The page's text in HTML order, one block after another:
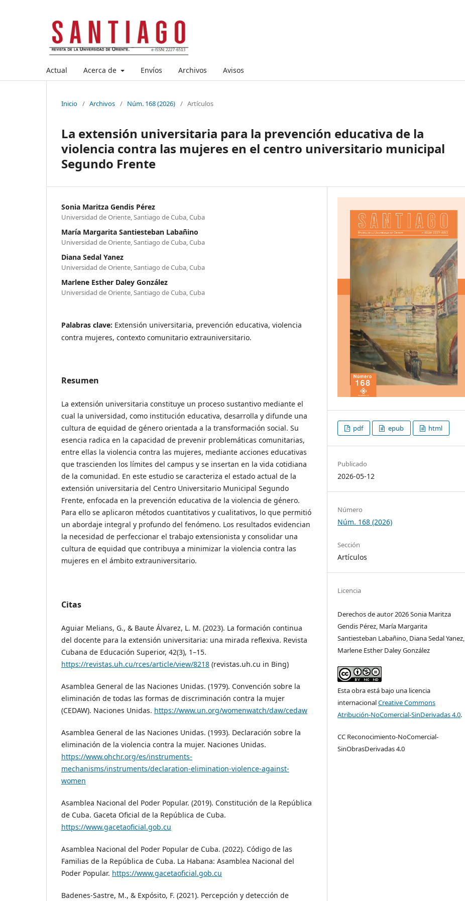
Actual Acerca de Envíos Archivos Avisos
Inicio / Archivos / Núm. 168 (2026) / Artículos
La extensión universitaria para la prevención educativa de la
violencia contra las mujeres en el centro universitario municipal
Segundo Frente
Sonia Maritza Gendis Pérez
Universidad de Oriente, Santiago de Cuba, Cuba
María Margarita Santiesteban Labañino
Universidad de Oriente, Santiago de Cuba, Cuba
Diana Sedal Yanez
Universidad de Oriente, Santiago de Cuba, Cuba
Marlene Esther Daley González
Universidad de Oriente, Santiago de Cuba, Cuba
Palabras clave: Extensión universitaria, prevención educativa, violencia
contra mujeres, contexto comunitario extrauniversitario.
Resumen
La extensión universitaria constituye un proceso sustantivo mediante el
cual la universidad, como institución educativa, desarrolla y difunde una
cultura de equidad de género orientada a la transformación social. Su
esencia radica en la capacidad de prevenir problemáticas comunitarias,
entre ellas la violencia contra las mujeres, mediante acciones educativas
que trascienden los límites del campus y se insertan en la vida cotidiana
de la comunidad. En este estudio se caracteriza el estado actual de la
extensión universitaria del Centro Universitario Municipal Segundo
Frente, enfocada en la prevención educativa de la violencia de género.
Para ello se aplicaron métodos cuantitativos y cualitativos, lo que permitió
un abordaje integral y profundo del fenómeno. Los resultados evidencian
la necesidad de perfeccionar el trabajo extensionista y consolidar una
cultura de equidad que contribuya a minimizar la violencia contra las
mujeres en el ámbito extrauniversitario.
Citas
Aguiar Melians, G., & Baute Álvarez, L. M. (2023). La formación continua
del docente para la extensión universitaria: una mirada reflexiva. Revista
Cubana de Educación Superior, 42(3), 1–15.
https://revistas.uh.cu/rces/article/view/8218 (revistas.uh.cu in Bing)
Asamblea General de las Naciones Unidas. (1979). Convención sobre la
eliminación de todas las formas de discriminación contra la mujer
(CEDAW). Naciones Unidas. https://www.un.org/womenwatch/daw/cedaw
Asamblea General de las Naciones Unidas. (1993). Declaración sobre la
eliminación de la violencia contra la mujer. Naciones Unidas.
https://www.ohchr.org/es/instruments-
mechanisms/instruments/declaration-elimination-violence-against-
women
Asamblea Nacional del Poder Popular. (2019). Constitución de la República
de Cuba. Gaceta Oficial de la República de Cuba.
https://www.gacetaoficial.gob.cu
Asamblea Nacional del Poder Popular de Cuba. (2022). Código de las
Familias de la República de Cuba. La Habana: Asamblea Nacional del
Poder Popular. https://www.gacetaoficial.gob.cu
Badenes-Sastre, M., & Expósito, F. (2021). Percepción y detección de
pdf epub html
Publicado
2026-05-12
Número
Núm. 168 (2026)
Sección
Artículos
Licencia
Derechos de autor 2026 Sonia Maritza
Gendis Pérez, María Margarita
Santiesteban Labañino, Diana Sedal Yanez,
Marlene Esther Daley González
Esta obra está bajo una licencia
internacionalCreative Commons
Atribución-NoComercial-SinDerivadas 4.0.
CC Reconocimiento-NoComercial-
SinObrasDerivadas 4.0